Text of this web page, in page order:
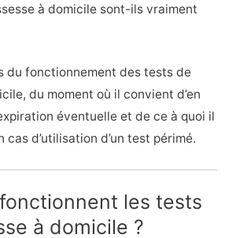
à domicile sont-ils vraiment
du fonctionnement des tests de
du moment où il convient d’en
éventuelle et de ce à quoi il
cas d’utilisation d’un test périmé.
les tests
à domicile ?